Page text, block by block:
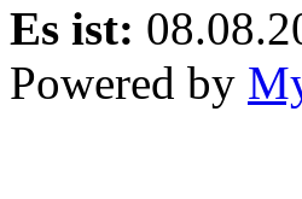
Es ist:
Powered by